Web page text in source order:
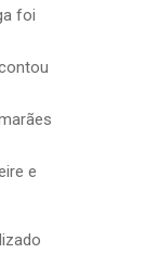
foi
e